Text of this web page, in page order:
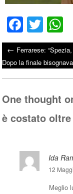
Fa
ce
bo
ok
T
wi
tte
r
ts
Post
← Ferrarese:
Dopo la finale
One thought
è costato
Ida
12
Meglio